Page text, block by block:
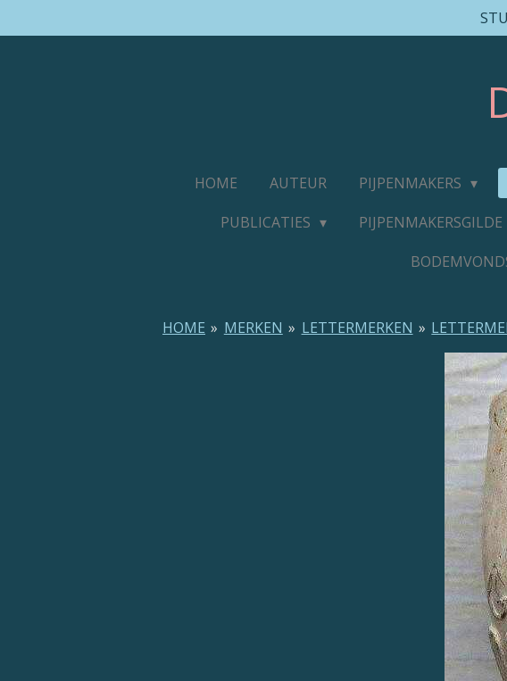
direct
HOME AUTEUR PIJPENMAKERS
PUBLICATIES
PIJPENMAKERSGILDE
HOME » MERKEN » LETTERMERKEN »